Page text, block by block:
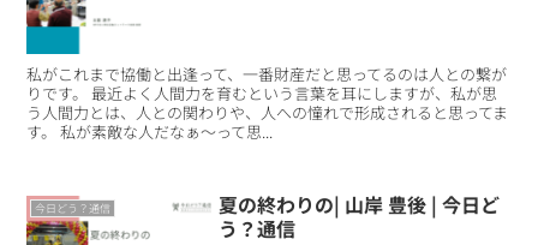
私がこれまで協働と出逢って、一番財産だと思ってるのは人との繋が
りです。 最近よく人間力を育むという言葉を耳にしますが、私が思
う人間力とは、人との関わりや、人への憧れで形成されると思ってま
す。 私が素敵な人だなぁ〜って思...
今日どう？通信
夏の終わりの| 山岸 豊後 | 今日ど
う？通信